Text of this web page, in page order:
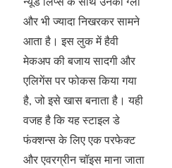
और भी ज्यादा निखरकर सामने
आता है। इस लुक में हैवी
मेकअप की बजाय सादगी और
एलिगेंस पर फोकस किया गया
है, जो इसे खास बनाता है। यही
वजह है कि यह स्टाइल डे
फंक्शन्स के लिए एक परफेक्ट
और एवरग्रीन चॉइस माना जाता